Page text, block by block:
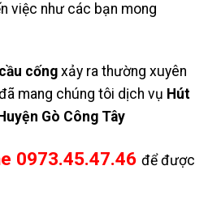
việc như các bạn mong
cốngxảy ra thường xuyên
mang chúng tôi dịch vụ Hút
Gò Công Tây
0973.45.47.46 để được